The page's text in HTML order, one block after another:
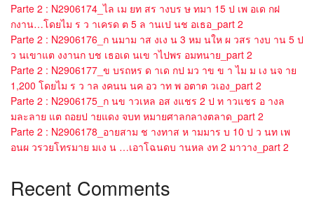
Parte 2 : N2906174_ไล เม ยท สร างบร ษ ทมา 15 ป เพ อเด กฝ
กงาน…โดยไม ร ว าเครด ต 5 ล านเป นช อเธอ_part 2
Parte 2 : N2906176_ก นมาม าส งเง น 3 หม นให ผ วสร างบ าน 5 ป
ว นเขาแต งงานก บช เธอเด นเข าไปพร อมทนาย_part 2
Parte 2 : N2906177_ข บรถหร ด าเด กป มว าข ข า ไม ม เง นจ าย
1,200 โดยไม ร ว าล งคนน นค อว าท พ อตาต วเอง_part 2
Parte 2 : N2906175_ก นข าวเหล อส งแชร 2 ป ท าวแชร อ างล
มละลาย แต ถอยป ายแดง จบท หมายศาลกลางตลาด_part 2
Parte 2 : N2906178_อายสาม ช างทาส ห ามมาร บ 10 ป ว นท เพ
อนผ วรวยโทรมาย มเง น …เอาโฉนดบ านหล งท 2 มาวาง_part 2
Recent Comments